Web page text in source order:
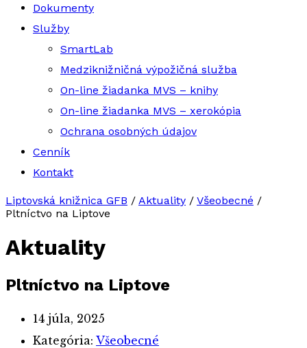
Dokumenty
Služby
SmartLab
Medziknižničná výpožičná služba
On-line žiadanka MVS – knihy
On-line žiadanka MVS – xerokópia
Ochrana osobných údajov
Cenník
Kontakt
Liptovská knižnica GFB / Aktuality / Všeobecné /
Pltníctvo na Liptove
Aktuality
Pltníctvo na Liptove
14 júla, 2025
Kategória: Všeobecné